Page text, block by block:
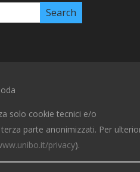
solo cookie tecnici e/o
parte anonimizzati. Per
privacy).